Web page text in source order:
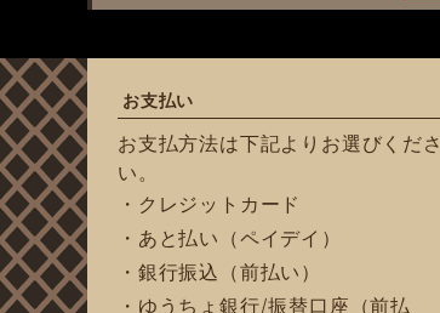
お支払い
お支払方法は下記よりお選びくださ
い。
・クレジットカード
・あと払い（ペイデイ）
・銀行振込（前払い）
・ゆうちょ銀行/振替口座（前払